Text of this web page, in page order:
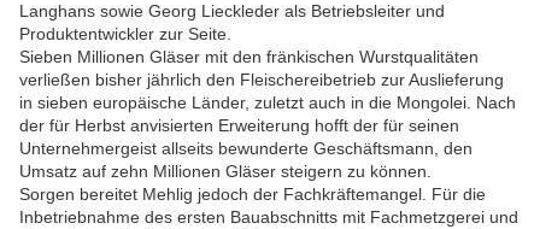
Langhans sowie Georg Lieckleder als Betriebsleiter und
Produktentwickler zur Seite.
Sieben Millionen Gläser mit den fränkischen Wurstqualitäten
verließen bisher jährlich den Fleischereibetrieb zur Auslieferung
in sieben europäische Länder, zuletzt auch in die Mongolei. Nach
der für Herbst anvisierten Erweiterung hofft der für seinen
Unternehmergeist allseits bewunderte Geschäftsmann, den
Umsatz auf zehn Millionen Gläser steigern zu können.
Sorgen bereitet Mehlig jedoch der Fachkräftemangel. Für die
Inbetriebnahme des ersten Bauabschnitts mit Fachmetzgerei und